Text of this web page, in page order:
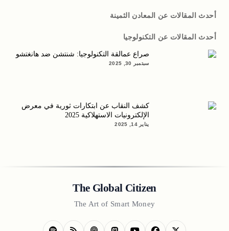
أحدث المقالات عن المعادن الثمينة
أحدث المقالات عن التكنولوجيا
صراع عمالقة التكنولوجيا: شنتشن ضد هانغتشو
سبتمبر 30, 2025
كشف النقاب عن ابتكارات ثورية في معرض
الإلكترونيات الاستهلاكية 2025
يناير 14, 2025
The Global Citizen
The Art of Smart Money